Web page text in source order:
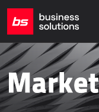
Siti web Umbraco
Soluzioni creative
VENDITA TRADIZIONALE
Dynamics 365 Business
Dynamics 365 Sales